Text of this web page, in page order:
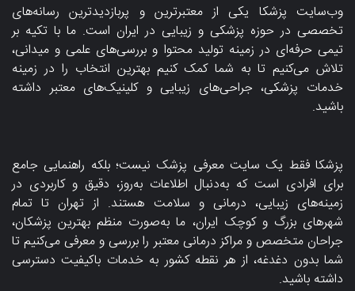
وب‌سایت پزشکا یکی از معتبرترین و پربازدیدترین رسانه‌های
تخصصی در حوزه پزشکی و زیبایی در ایران است. ما با تکیه بر
تیمی حرفه‌ای در زمینه تولید محتوا و بررسی‌های علمی و میدانی،
تلاش می‌کنیم تا به شما کمک کنیم بهترین انتخاب را در زمینه
خدمات پزشکی، جراحی‌های زیبایی و کلینیک‌های معتبر داشته
باشید.
پزشکا فقط یک سایت معرفی پزشک نیست؛ بلکه راهنمایی جامع
برای افرادی است که به‌دنبال اطلاعات به‌روز، دقیق و کاربردی در
زمینه‌های زیبایی، درمانی و سلامت هستند. از تهران تا تمام
شهرهای بزرگ و کوچک ایران، ما به‌صورت منظم بهترین پزشکان،
جراحان متخصص و مراکز درمانی معتبر را بررسی و معرفی می‌کنیم تا
شما بدون دغدغه، از هر نقطه کشور به خدمات باکیفیت دسترسی
داشته باشید.